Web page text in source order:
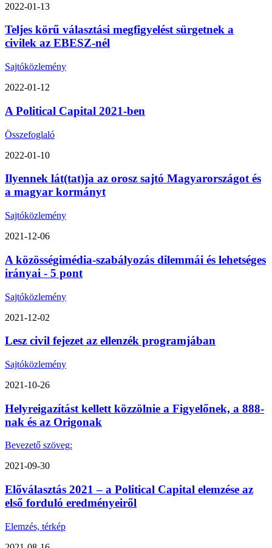
2022-01-13
Teljes körű választási megfigyelést sürgetnek a
civilek az EBESZ-nél
Sajtóközlemény
2022-01-12
A Political Capital 2021-ben
Összefoglaló
2022-01-10
Ilyennek lát(tat)ja az orosz sajtó Magyarországot és
a magyar kormányt
Sajtóközlemény
2021-12-06
A közösségimédia-szabályozás dilemmái és lehetséges
irányai - 5 pont
Sajtóközlemény
2021-12-02
Lesz civil fejezet az ellenzék programjában
Sajtóközlemény
2021-10-26
Helyreigazítást kellett közzölnie a Figyelőnek, a 888-
nak és az Origonak
Bevezető szöveg:
2021-09-30
Előválasztás 2021 – a Political Capital elemzése az
első forduló eredményeiről
Elemzés, térkép